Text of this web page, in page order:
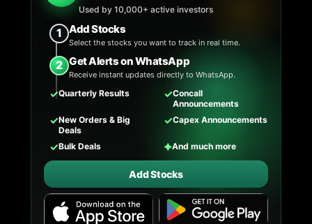
Used by 10,000+ active investors
1 Add Stocks
Select the stocks you want to track in real time.
2 Get Alerts on WhatsApp
Receive instant updates directly to WhatsApp.
✓Quarterly Results ✓Concall
Announcements
✓New Orders & Big
Deals
✓Capex Announcements
✓Bulk Deals ✦And much more
Add Stocks